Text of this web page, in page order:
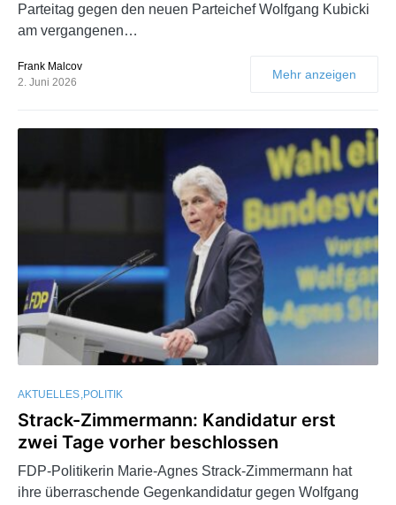
Parteitag gegen den neuen Parteichef Wolfgang Kubicki
am vergangenen…
Frank Malcov
2. Juni 2026
Mehr anzeigen
AKTUELLES POLITIK
Strack-Zimmermann: Kandidatur erst
zwei Tage vorher beschlossen
FDP-Politikerin Marie-Agnes Strack-Zimmermann hat
ihre überraschende Gegenkandidatur gegen Wolfgang